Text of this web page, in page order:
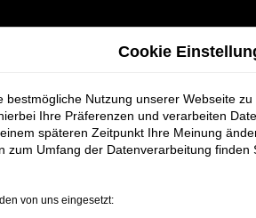
Cookie
bestmögliche Nutzung unserer Webseite
Ihre Präferenzen und verarbeiten
späteren Zeitpunkt Ihre Meinung
zum Umfang der Datenverarbeitung finden
von uns eingesetzt: